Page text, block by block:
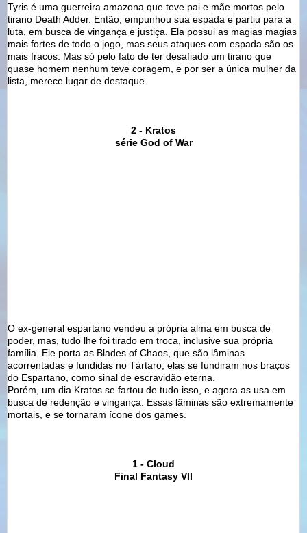
Tyris é uma guerreira amazona que teve pai e mãe mortos pelo
tirano Death Adder. Então, empunhou sua espada e partiu para a
luta, em busca de vingança e justiça. Ela possui as magias magias
mais fortes de todo o jogo, mas seus ataques com espada são os
mais fracos. Mas só pelo fato de ter desafiado um tirano que
quase homem nenhum teve coragem, e por ser a única mulher da
lista, merece lugar de destaque.
2 - Kratos
série God of War
O ex-general espartano vendeu a própria alma em busca de
poder, mas, tudo lhe foi tirado em troca, inclusive sua própria
família. Ele porta as Blades of Chaos, que são lâminas
acorrentadas e fundidas no Tártaro, elas se fundiram nos braços
do Espartano, como sinal de escravidão eterna.
Porém, um dia Kratos se fartou de tudo isso, e agora as usa em
busca de redenção e vingança. Essas lâminas são extremamente
mortais, e se tornaram ícone dos games.
1 - Cloud
Final Fantasy VII